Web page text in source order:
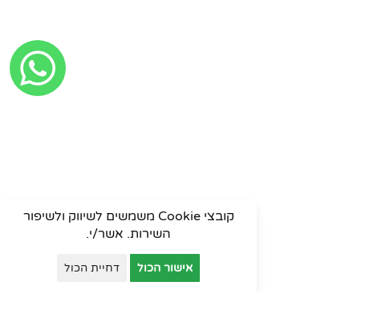
קובצי Cookie משמשים לשיווק ולשיפור
השירות. אשר/י.
אישור הכול דחיית הכול